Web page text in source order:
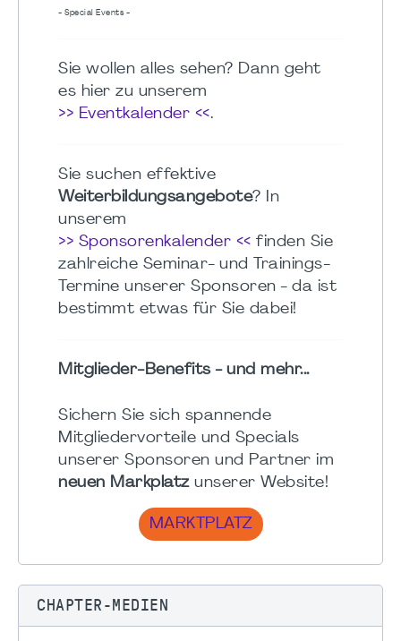
- Special Events -
Sie wollen alles sehen? Dann geht
es hier zu unserem
>> Eventkalender <<.
Sie suchen effektive
Weiterbildungsangebote? In
unserem
>> Sponsorenkalender << finden Sie
zahlreiche Seminar- und Trainings-
Termine unserer Sponsoren - da ist
bestimmt etwas für Sie dabei!
Mitglieder-Benefits - und mehr...
Sichern Sie sich spannende
Mitgliedervorteile und Specials
unserer Sponsoren und Partner im
neuen Markplatzunserer Website!
MARKTPLATZ
CHAPTER-MEDIEN